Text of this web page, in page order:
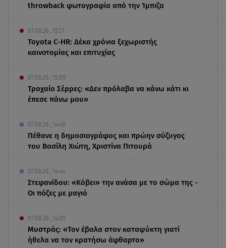
throwback φωτογραφία από την Ίμπιζα
07.08.26 , 15:21
Toyota C-HR: Δέκα χρόνια ξεχωριστής
καινοτομίας και επιτυχίας
07.08.26 , 15:09
Τροχαίο Σέρρες: «Δεν πρόλαβα να κάνω κάτι κι
έπεσε πάνω μου»
07.08.26 , 14:49
Πέθανε η δημοσιογράφος και πρώην σύζυγος
του Βασίλη Χιώτη, Χριστίνα Πιτουρά
07.08.26 , 14:44
Στεφανίδου: «Κόβει» την ανάσα με το σώμα της -
Οι πόζες με μαγιό
07.08.26 , 14:05
Μυστράς: «Τον έβαλα στον καταψύκτη γιατί
ήθελα να τον κρατήσω άφθαρτο»